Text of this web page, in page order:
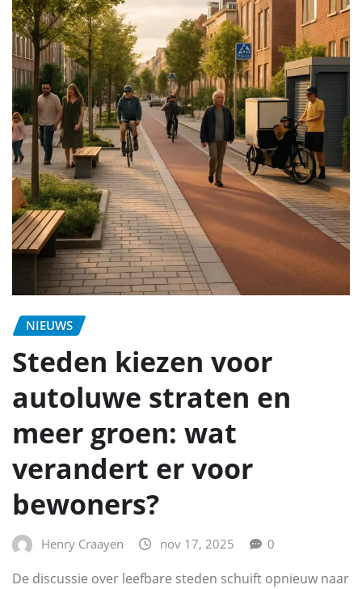
NIEUWS
Steden kiezen voor
autoluwe straten en
meer groen: wat
verandert er voor
bewoners?
Henry Craayen nov 17, 2025 0
De discussie over leefbare steden schuift opnieuw naar